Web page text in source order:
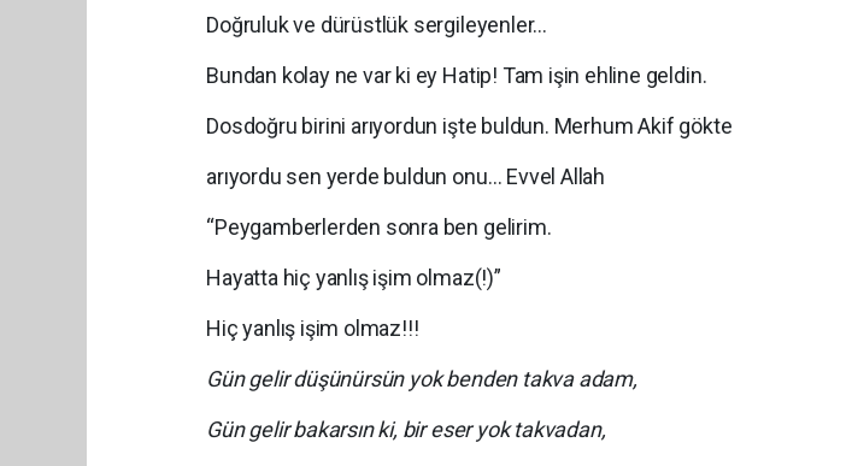
Doğruluk ve dürüstlük sergileyenler…
Bundan kolay ne var ki ey Hatip! Tam işin ehline geldin.
Dosdoğru birini arıyordun işte buldun. Merhum Akif gökte
arıyordu sen yerde buldun onu… Evvel Allah
“Peygamberlerden sonra ben gelirim.
Hayatta hiç yanlış işim olmaz(!)”
Hiç yanlış işim olmaz!!!
Gün gelir düşünürsün yok benden takva adam,
Gün gelir bakarsın ki, bir eser yok takvadan,